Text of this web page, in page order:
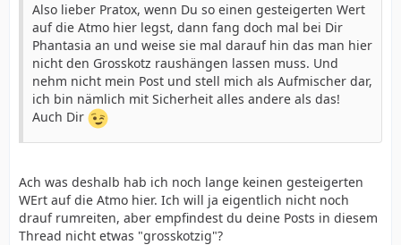
Also lieber Pratox, wenn Du so einen gesteigerten Wert
auf die Atmo hier legst, dann fang doch mal bei Dir
Phantasia an und weise sie mal darauf hin das man hier
nicht den Grosskotz raushängen lassen muss. Und
nehm nicht mein Post und stell mich als Aufmischer dar,
ich bin nämlich mit Sicherheit alles andere als das!
Auch Dir
Ach was deshalb hab ich noch lange keinen gesteigerten
WErt auf die Atmo hier. Ich will ja eigentlich nicht noch
drauf rumreiten, aber empfindest du deine Posts in diesem
Thread nicht etwas "grosskotzig"?